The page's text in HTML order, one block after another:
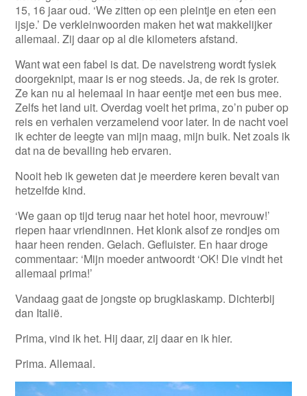
15, 16 jaar oud. ‘We zitten op een pleintje en eten een
ijsje.’ De verkleinwoorden maken het wat makkelijker
allemaal. Zij daar op al die kilometers afstand.
Want wat een fabel is dat. De navelstreng wordt fysiek
doorgeknipt, maar is er nog steeds. Ja, de rek is groter.
Ze kan nu al helemaal in haar eentje met een bus mee.
Zelfs het land uit. Overdag voelt het prima, zo’n puber op
reis en verhalen verzamelend voor later. In de nacht voel
ik echter de leegte van mijn maag, mijn buik. Net zoals ik
dat na de bevalling heb ervaren.
Nooit heb ik geweten dat je meerdere keren bevalt van
hetzelfde kind.
‘We gaan op tijd terug naar het hotel hoor, mevrouw!’
riepen haar vriendinnen. Het klonk alsof ze rondjes om
haar heen renden. Gelach. Gefluister. En haar droge
commentaar: ‘Mijn moeder antwoordt ‘OK! Die vindt het
allemaal prima!’
Vandaag gaat de jongste op brugklaskamp. Dichterbij
dan Italië.
Prima, vind ik het. Hij daar, zij daar en ik hier.
Prima. Allemaal.